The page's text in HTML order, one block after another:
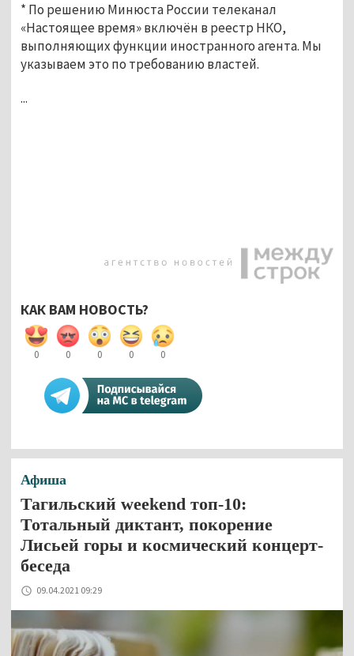
* По решению Минюста России телеканал
«Настоящее время» включён в реестр НКО,
выполняющих функции иностранного агента. Мы
указываем это по требованию властей.
...
КАК ВАМ НОВОСТЬ?
0 0 0 0 0
Афиша
Тагильский weekend топ-10:
Тотальный диктант, покорение
Лисьей горы и космический концерт-
беседа
09.04.2021 09:29